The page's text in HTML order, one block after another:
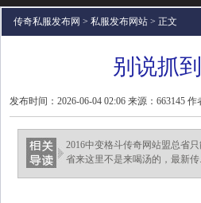
传奇私服发布网 > 私服发布网站 > 正文
别说抓
发布时间：2026-06-04 02:06 来源：663145 作
2016中变格斗传奇网站盟总省
省来这里不是来喝汤的，最新传.